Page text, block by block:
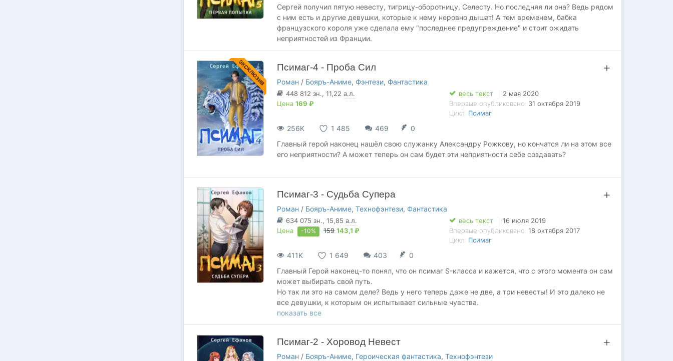
Сергей получил пятую невесту, тигрицу-оборотницу, Селесту. Но последняя ли она? Ведь рядом
с ним есть и другие девушки, которые к нему неровно дышат! А тем временем, бабка
французского короля уже сделала ему "последнее предупреждение" и стоит ожидать
неприятностей из Франции.
ЭКСКЛЮЗИВ Псимаг-4 - Проба Сил
Роман / Бояръ-Аниме, Фэнтези, Фантастика
448 812 зн., 11,22 а.л.
Цена 169 ₽
весь текст
2 мая 2020
Впервые опубликовано: 31 октября 2019
Цикл: Псимаг
256K 1 485 469
0
Главный герой наконец нашёл свою служанку Александру Рожкову, но кончатся ли на этом все
его неприятности? А может теперь он сам будет эти неприятности себе создавать?
Псимаг-3 - Судьба Супера
Роман / Бояръ-Аниме, Технофэнтези, Фантастика
634 075 зн., 15,85 а.л.
Цена
-10% 159 143,1 ₽
весь текст
16 июля 2019
Впервые опубликовано: 18 октября 2017
Цикл: Псимаг
411K 1 649 403
0
Главный Герой наконец-то понял, что он псимаг S-класса и кажется, что с этого момента он сам
может выбирать свой путь.
Но так ли это на самом деле? Ведь у него теперь даже не две, а три невесты! И это далеко не
все девушки, к которым он испытывает сильные чувства.
А самое главное, можно ли быть свободным от самого себя?
Группа ВКонтакте:https://vk.com/club35565230
показать все
Псимаг-2 - Хоровод Невест
Роман / Бояръ-Аниме, Героическая фантастика, Технофэнтези